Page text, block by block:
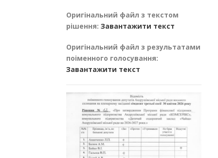
Оригінальний файл з текстом
рішення: Завантажити текст
Оригінальний файл з результатами
поіменного голосування:
Завантажити текст